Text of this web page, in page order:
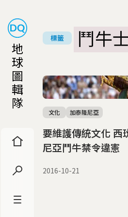
地
球
圖
輯
隊
標籤 鬥牛
要維護傳統文化 西
尼亞鬥牛禁令違憲
文化 加泰隆尼亞
2016-10-21